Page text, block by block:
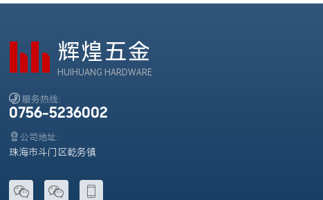
辉煌五金
HUIHUANG HARDWARE
 服务热线：
0756-5236002
 公司地址：
珠海市斗门区乾务镇
  